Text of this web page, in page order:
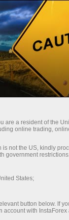
11 Julai,
are a resident of the
online trading,
not the US, kindly
government
States;
button below. If
account with InstaForex